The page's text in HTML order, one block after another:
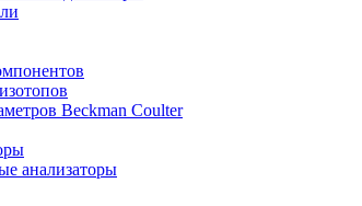
Beckman Coulter
анализаторы